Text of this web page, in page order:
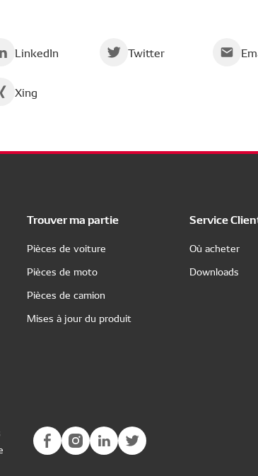
LinkedIn Twitter
Xing
Trouver ma partie
Pièces de voiture
Pièces de moto
Pièces de camion
Mises à jour du produit
Service
Où acheter
Downloads